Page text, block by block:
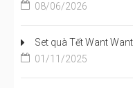
08/06/2026
Set quà Tết Want Want 2026 - Từ
01/11/2025